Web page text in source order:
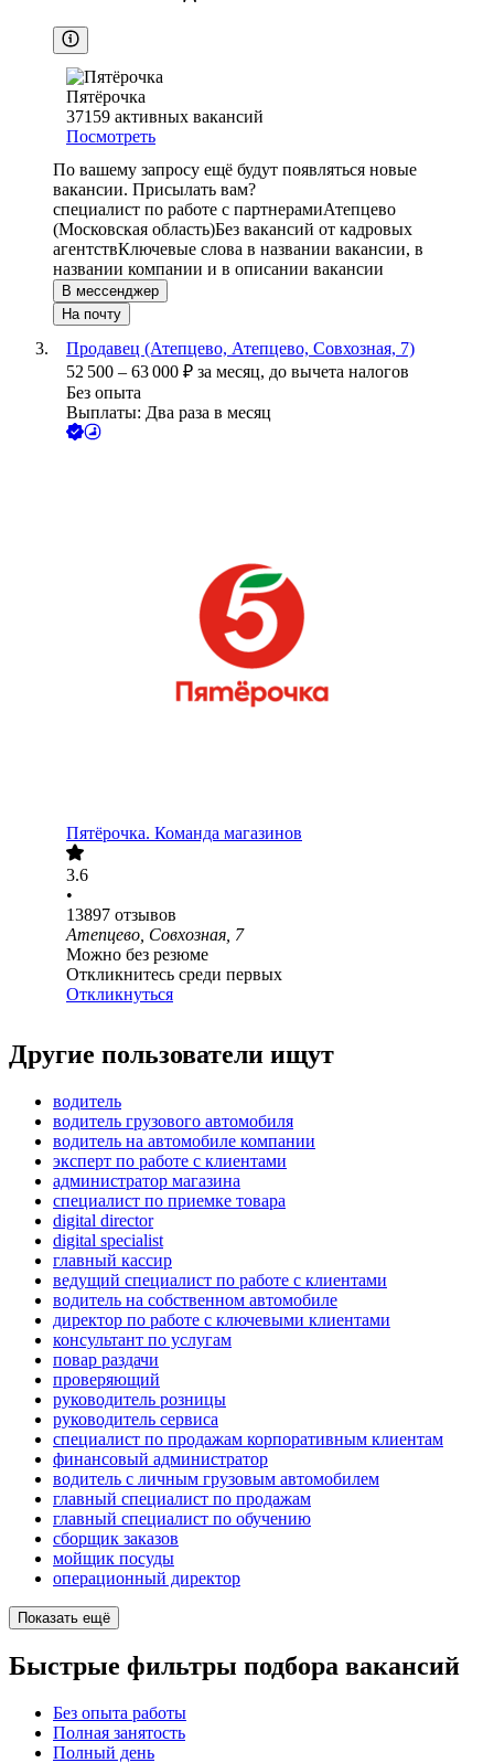
Пятёрочка
37159 активных вакансий
Посмотреть
По вашему запросу ещё будут появляться новые
вакансии. Присылать вам?
специалист по работе с партнерамиАтепцево
(Московская область)Без вакансий от кадровых
агентствКлючевые слова в названии вакансии, в
названии компании и в описании вакансии
В мессенджер
На почту
Продавец (Атепцево, Атепцево, Совхозная, 7)
52 500 – 63 000 ₽ за месяц, до вычета налогов
Без опыта
Выплаты: Два раза в месяц
Пятёрочка. Команда магазинов
3.6
•
13897 отзывов
Атепцево, Совхозная, 7
Можно без резюме
Откликнитесь среди первых
Откликнуться
Другие пользователи ищут
водитель
водитель грузового автомобиля
водитель на автомобиле компании
эксперт по работе с клиентами
администратор магазина
специалист по приемке товара
digital director
digital specialist
главный кассир
ведущий специалист по работе с клиентами
водитель на собственном автомобиле
директор по работе с ключевыми клиентами
консультант по услугам
повар раздачи
проверяющий
руководитель розницы
руководитель сервиса
специалист по продажам корпоративным клиентам
финансовый администратор
водитель с личным грузовым автомобилем
главный специалист по продажам
главный специалист по обучению
сборщик заказов
мойщик посуды
операционный директор
Показать ещё
Быстрые фильтры подбора вакансий
Без опыта работы
Полная занятость
Полный день